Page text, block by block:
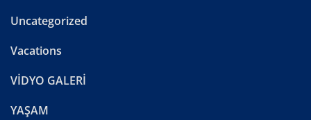
Uncategorized
Vacations
VİDYO GALERİ
YAŞAM